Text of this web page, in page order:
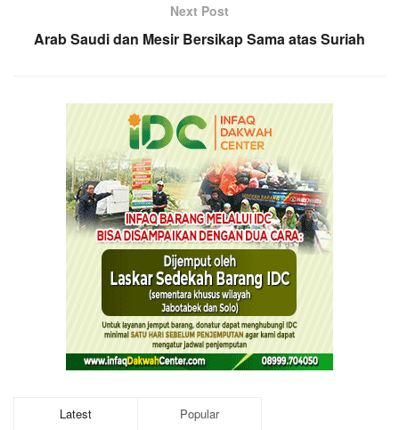
Next Post
Arab Saudi dan Mesir Bersikap Sama atas Suriah
Latest Popular